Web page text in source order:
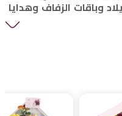
وباقات الزفاف وهدايا